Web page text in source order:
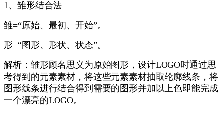
1、雏形结合法
雏=“原始、最初、开始”。
形=“图形、形状、状态”。
解析：雏形顾名思义为原始图形，设计LOGO时通过思
考得到的元素素材，将这些元素素材抽取轮廓线条，将
图形线条进行结合得到需要的图形并加以上色即能完成
一个漂亮的LOGO。